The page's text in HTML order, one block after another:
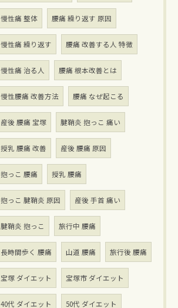
慢性痛 整体 腰痛 繰り返す 原因
慢性痛 繰り返す 腰痛 改善する人 特徴
慢性痛 治る人 腰痛 根本改善とは
慢性腰痛 改善方法 腰痛 なぜ起こる
産後 腰痛 宝塚 腱鞘炎 抱っこ 痛い
授乳 腰痛 改善 産後 腰痛 原因
抱っこ 腰痛 授乳 腰痛
抱っこ 腱鞘炎 原因 産後 手首 痛い
腱鞘炎 抱っこ 旅行中 腰痛
長時間歩く 腰痛 山道 腰痛 旅行後 腰痛
宝塚 ダイエット 宝塚市 ダイエット
40代 ダイエット 50代 ダイエット